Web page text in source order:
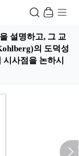
설명하고, 그 교
의 도덕성
사점을 논하시